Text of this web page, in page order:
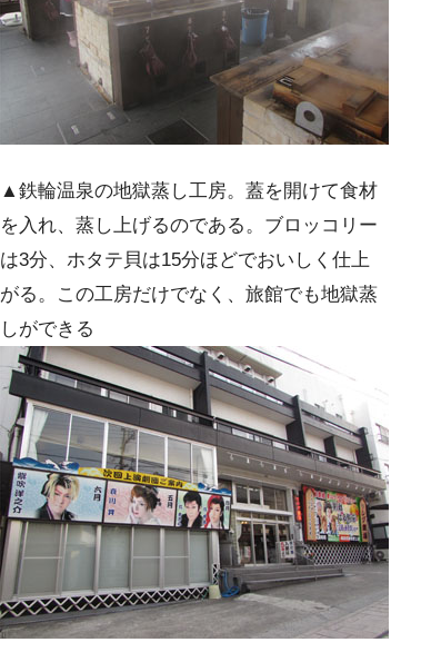
▲鉄輪温泉の地獄蒸し工房。蓋を開けて食材
を入れ、蒸し上げるのである。ブロッコリー
は3分、ホタテ貝は15分ほどでおいしく仕上
がる。この工房だけでなく、旅館でも地獄蒸
しができる